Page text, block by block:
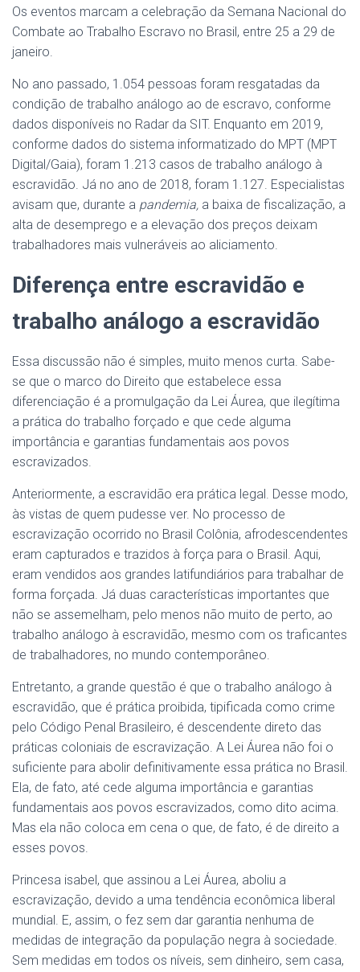
Os eventos marcam a celebração da Semana Nacional do
Combate ao Trabalho Escravo no Brasil, entre 25 a 29 de
janeiro.
No ano passado, 1.054 pessoas foram resgatadas da
condição de trabalho análogo ao de escravo, conforme
dados disponíveis no Radar da SIT. Enquanto em 2019,
conforme dados do sistema informatizado do MPT (MPT
Digital/Gaia), foram 1.213 casos de trabalho análogo à
escravidão. Já no ano de 2018, foram 1.127. Especialistas
avisam que, durante a pandemia, a baixa de fiscalização, a
alta de desemprego e a elevação dos preços deixam
trabalhadores mais vulneráveis ao aliciamento.
Diferença entre escravidão e
trabalho análogo a escravidão
Essa discussão não é simples, muito menos curta. Sabe-
se que o marco do Direito que estabelece essa
diferenciação é a promulgação da Lei Áurea, que ilegítima
a prática do trabalho forçado e que cede alguma
importância e garantias fundamentais aos povos
escravizados.
Anteriormente, a escravidão era prática legal. Desse modo,
às vistas de quem pudesse ver. No processo de
escravização ocorrido no Brasil Colônia, afrodescendentes
eram capturados e trazidos à força para o Brasil. Aqui,
eram vendidos aos grandes latifundiários para trabalhar de
forma forçada. Já duas características importantes que
não se assemelham, pelo menos não muito de perto, ao
trabalho análogo à escravidão, mesmo com os traficantes
de trabalhadores, no mundo contemporâneo.
Entretanto, a grande questão é que o trabalho análogo à
escravidão, que é prática proibida, tipificada como crime
pelo Código Penal Brasileiro, é descendente direto das
práticas coloniais de escravização. A Lei Áurea não foi o
suficiente para abolir definitivamente essa prática no Brasil.
Ela, de fato, até cede alguma importância e garantias
fundamentais aos povos escravizados, como dito acima.
Mas ela não coloca em cena o que, de fato, é de direito a
esses povos.
Princesa isabel, que assinou a Lei Áurea, aboliu a
escravização, devido a uma tendência econômica liberal
mundial. E, assim, o fez sem dar garantia nenhuma de
medidas de integração da população negra à sociedade.
Sem medidas em todos os níveis, sem dinheiro, sem casa,